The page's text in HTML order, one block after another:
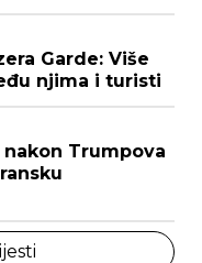
Garde: Više
njima i turisti
Trumpova